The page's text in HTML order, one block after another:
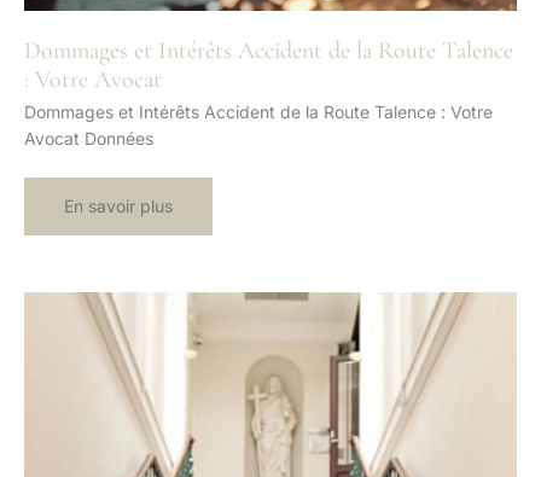
Dommages et Intérêts Accident de la Route Talence
: Votre Avocat
Dommages et Intérêts Accident de la Route Talence : Votre
Avocat Données
Dommages
Intérêts
la
Route
Talence
Avocat
En savoir plus